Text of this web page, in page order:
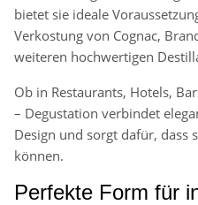
bietet sie ideale
Verkostung von Cognac,
weiteren hochwertigen
Ob in Restaurants, Hotels,
– Degustation verbindet
Design und sorgt dafür, dass
können.
Perfekte Form für